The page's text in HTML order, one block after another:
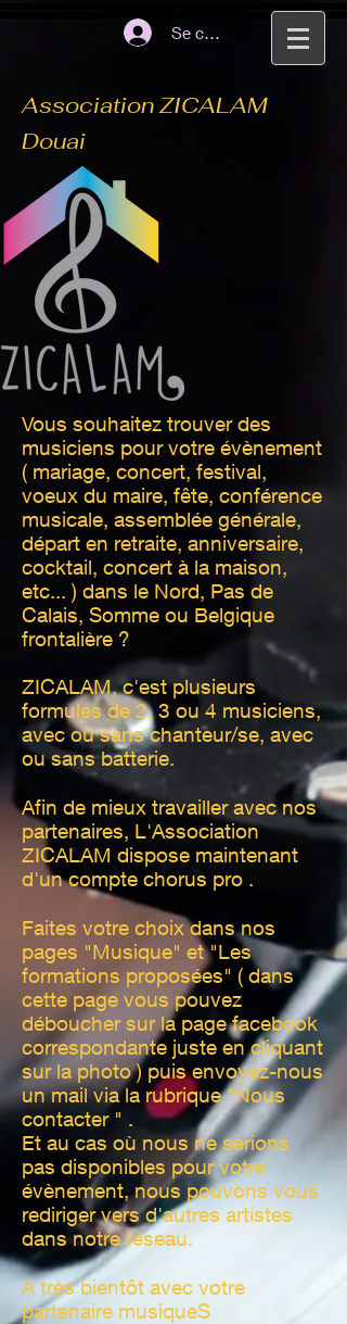
Se connecter
Association ZICALAM
Douai
Vous souhaitez trouver des
musiciens pour votre évènement
( mariage, concert, festival,
voeux du maire, fête, conférence
musicale, assemblée générale,
départ en retraite, anniversaire,
cocktail, concert à la maison,
etc... ) dans le Nord, Pas de
Calais, Somme ou Belgique
frontalière ?
ZICALAM, c'est plusieurs
formules de 2, 3 ou 4 musiciens,
avec ou sans chanteur/se, avec
ou sans batterie.
Afin de mieux travailler avec nos
partenaires, L'Association
ZICALAM dispose maintenant
d'un compte chorus pro .
Faites votre choix dans nos
pages "Musique" et "Les
formations proposées" ( dans
cette page vous pouvez
déboucher sur la page facebook
correspondante juste en cliquant
sur la photo ) puis envoyez-nous
un mail via la rubrique "Nous
contacter " .
Et au cas où nous ne serions
pas disponibles pour votre
évènement, nous pouvons vous
rediriger vers d'autres artistes
dans notre réseau.
A très bientôt avec votre
partenaire musiqueS